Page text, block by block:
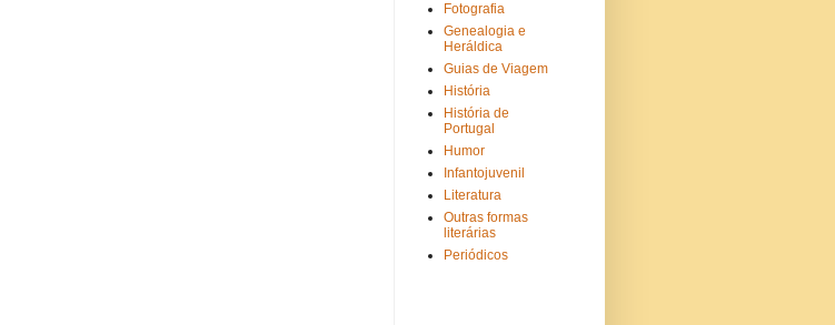
Fotografia
Genealogia e
Heráldica
Guias de Viagem
História
História de
Portugal
Humor
Infantojuvenil
Literatura
Outras formas
literárias
Periódicos